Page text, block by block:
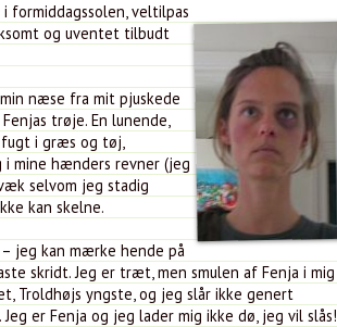
formiddagssolen, veltilpas
og uventet tilbudt
næse fra mit pjuskede
trøje. En lunende,
i græs og tøj,
mine hænders revner (jeg
selvom jeg stadig
kan skelne.
jeg kan mærke hende på
skridt. Jeg er træt, men smulen af Fenja i mig
Troldhøjs yngste, og jeg slår ikke genert
er Fenja og jeg lader mig ikke dø, jeg vil slås!